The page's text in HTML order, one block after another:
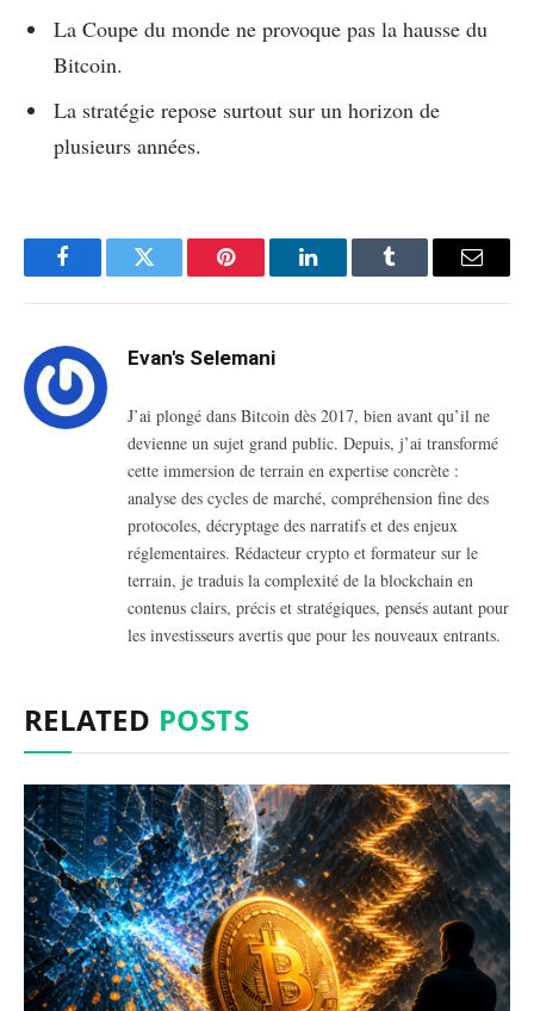
La Coupe du monde ne provoque pas la hausse du
Bitcoin.
La stratégie repose surtout sur un horizon de
plusieurs années.
FacebookTwitter Pinterest LinkedInTumblr Email
Evan's Selemani
J’ai plongé dans Bitcoin dès 2017, bien avant qu’il ne
devienne un sujet grand public. Depuis, j’ai transformé
cette immersion de terrain en expertise concrète :
analyse des cycles de marché, compréhension fine des
protocoles, décryptage des narratifs et des enjeux
réglementaires. Rédacteur crypto et formateur sur le
terrain, je traduis la complexité de la blockchain en
contenus clairs, précis et stratégiques, pensés autant pour
les investisseurs avertis que pour les nouveaux entrants.
RELATED POSTS